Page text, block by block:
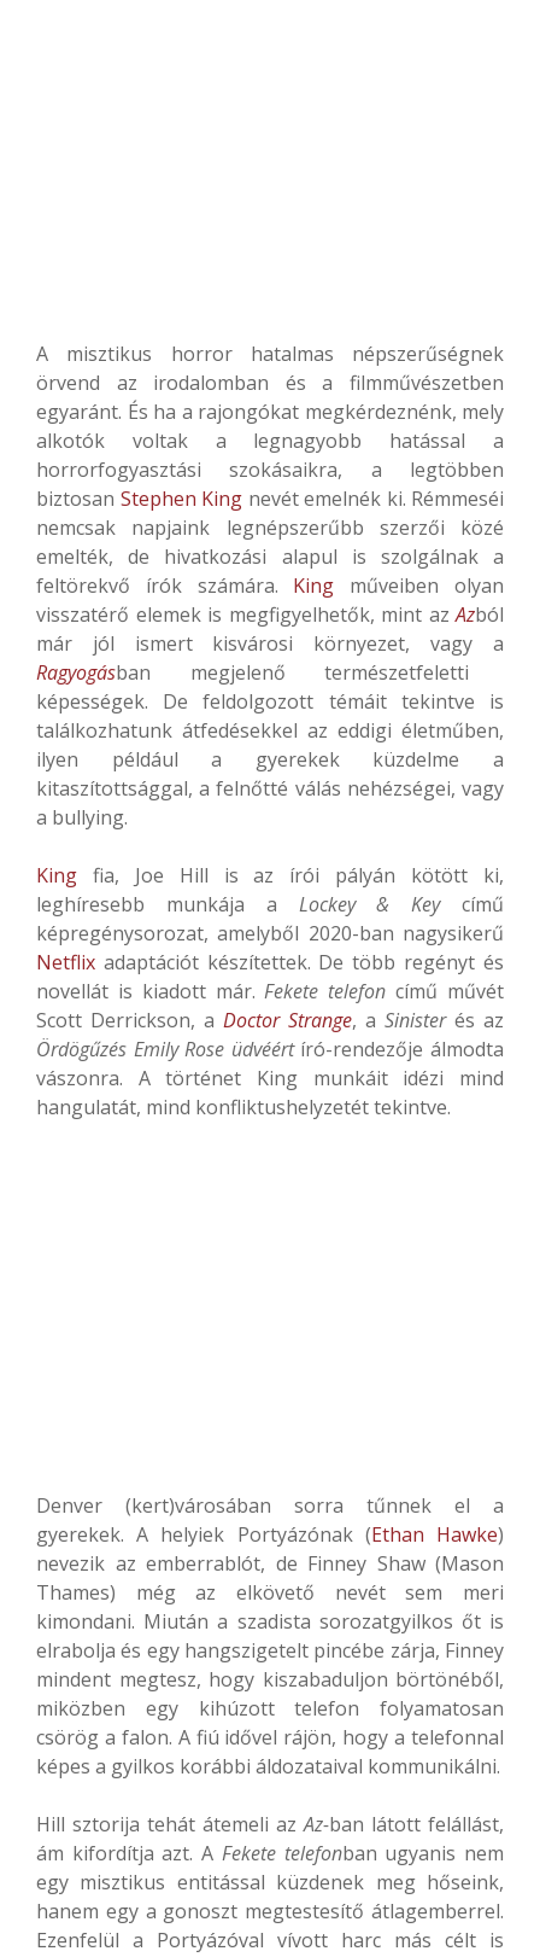
A misztikus horror hatalmas népszerűségnek
örvend az irodalomban és a filmművészetben
egyaránt. És ha a rajongókat megkérdeznénk, mely
alkotók voltak a legnagyobb hatással a
horrorfogyasztási szokásaikra, a legtöbben
biztosan Stephen King nevét emelnék ki. Rémmeséi
nemcsak napjaink legnépszerűbb szerzői közé
emelték, de hivatkozási alapul is szolgálnak a
feltörekvő írók számára. King műveiben olyan
visszatérő elemek is megfigyelhetők, mint azAzból
már jól ismert kisvárosi környezet, vagy a
Ragyogásban megjelenő természetfeletti
képességek. De feldolgozott témáit tekintve is
találkozhatunk átfedésekkel az eddigi életműben,
ilyen például a gyerekek küzdelme a
kitaszítottsággal, a felnőtté válás nehézségei, vagy
a bullying.
King fia, Joe Hill is az írói pályán kötött ki,
leghíresebb munkája a Lockey & Keycímű
képregénysorozat, amelyből 2020-ban nagysikerű
Netflix adaptációt készítettek. De több regényt és
novellát is kiadott már.Fekete telefon című művét
Scott Derrickson, a Doctor Strange, a Sinisterés az
Ördögűzés Emily Rose üdvéértíró-rendezője álmodta
vászonra. A történet King munkáit idézi mind
hangulatát, mind konfliktushelyzetét tekintve.
Denver (kert)városában sorra tűnnek el a
gyerekek. A helyiek Portyázónak (Ethan Hawke)
nevezik az emberrablót, de Finney Shaw (Mason
Thames) még az elkövető nevét sem meri
kimondani. Miután a szadista sorozatgyilkos őt is
elrabolja és egy hangszigetelt pincébe zárja, Finney
mindent megtesz, hogy kiszabaduljon börtönéből,
miközben egy kihúzott telefon folyamatosan
csörög a falon. A fiú idővel rájön, hogy a telefonnal
képes a gyilkos korábbi áldozataival kommunikálni.
Hill sztorija tehát átemeli azAz-ban látott felállást,
ám kifordítja azt. A Fekete telefonban ugyanis nem
egy misztikus entitással küzdenek meg hőseink,
hanem egy a gonoszt megtestesítő átlagemberrel.
Ezenfelül a Portyázóval vívott harc más célt is